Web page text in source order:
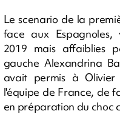
Le scenario de la
face aux Espagnoles,
2019 mais affaiblies
gauche Alexandrina
avait permis à Olivier
l'équipe de France, de
en préparation du choc